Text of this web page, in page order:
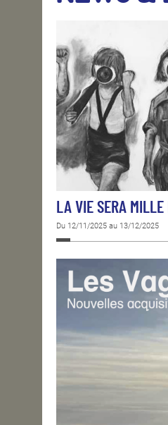
CONTACTS
LA VIE SERA
Du 12/11/2025 au 13/12/2025